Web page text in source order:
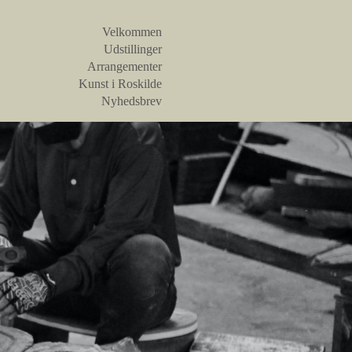
Velkommen
Udstillinger
Arrangementer
Kunst i Roskilde
Nyhedsbrev